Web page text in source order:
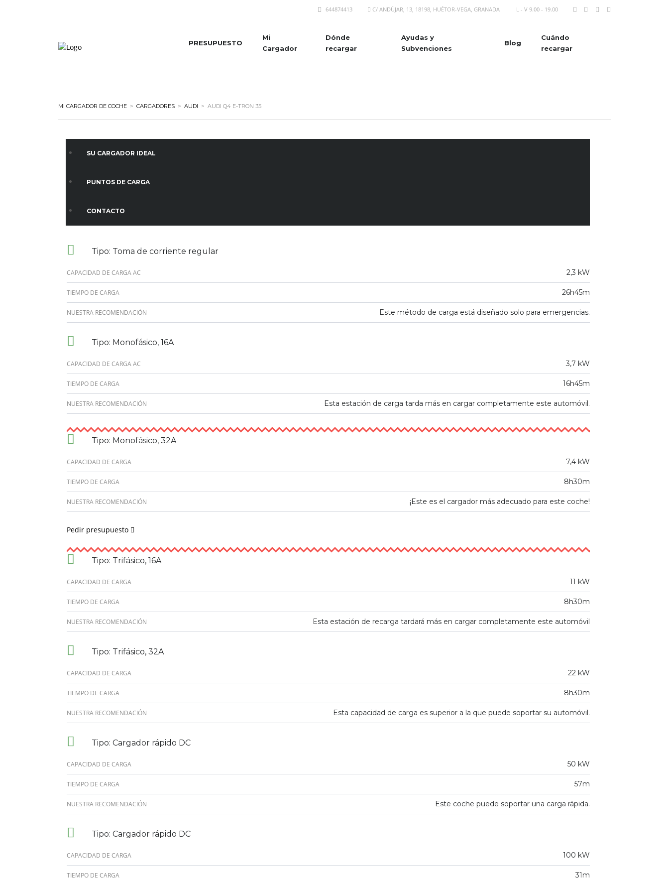
L - V 9.00 - 19.00
C/ ANDÚJAR, 13, 18198, HUÉTOR-VEGA, GRANADA
644874413
PRESUPUESTO
Mi
Cargador
Dónde
recargar
Ayudas y
Subvenciones
Blog
Cuándo
recargar
MI CARGADOR DE COCHE > CARGADORES > AUDI > AUDI Q4 E-TRON 35
SU CARGADOR IDEAL
PUNTOS DE CARGA
CONTACTO
Tipo: Toma de corriente regular
CAPACIDAD DE CARGA AC 2,3 kW
TIEMPO DE CARGA 26h45m
NUESTRA RECOMENDACIÓN Este método de carga está diseñado solo para emergencias.
Tipo: Monofásico, 16A
CAPACIDAD DE CARGA AC 3,7 kW
TIEMPO DE CARGA 16h45m
NUESTRA RECOMENDACIÓN Esta estación de carga tarda más en cargar completamente este automóvil.
Tipo: Monofásico, 32A
CAPACIDAD DE CARGA 7,4 kW
TIEMPO DE CARGA 8h30m
NUESTRA RECOMENDACIÓN ¡Este es el cargador más adecuado para este coche!
Pedir presupuesto
Tipo: Trifásico, 16A
CAPACIDAD DE CARGA 11 kW
TIEMPO DE CARGA 8h30m
NUESTRA RECOMENDACIÓN Esta estación de recarga tardará más en cargar completamente este automóvil
Tipo: Trifásico, 32A
CAPACIDAD DE CARGA 22 kW
TIEMPO DE CARGA 8h30m
NUESTRA RECOMENDACIÓN Esta capacidad de carga es superior a la que puede soportar su automóvil.
Tipo: Cargador rápido DC
CAPACIDAD DE CARGA 50 kW
TIEMPO DE CARGA 57m
NUESTRA RECOMENDACIÓN Este coche puede soportar una carga rápida.
Tipo: Cargador rápido DC
CAPACIDAD DE CARGA 100 kW
TIEMPO DE CARGA 31m